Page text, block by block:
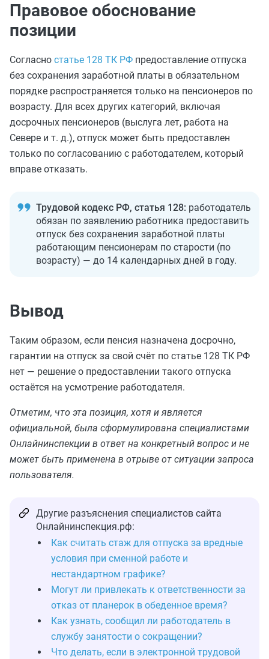
Правовое обоснование
позиции
Согласно статье 128 ТК РФ предоставление отпуска
без сохранения заработной платы в обязательном
порядке распространяется только на пенсионеров по
возрасту. Для всех других категорий, включая
досрочных пенсионеров (выслуга лет, работа на
Севере и т. д.), отпуск может быть предоставлен
только по согласованию с работодателем, который
вправе отказать.
Трудовой кодекс РФ, статья 128: работодатель
обязан по заявлению работника предоставить
отпуск без сохранения заработной платы
работающим пенсионерам по старости (по
возрасту) — до 14 календарных дней в году.
Вывод
Таким образом, если пенсия назначена досрочно,
гарантии на отпуск за свой счёт по статье 128 ТК РФ
нет — решение о предоставлении такого отпуска
остаётся на усмотрение работодателя.
Отметим, что эта позиция, хотя и является
официальной, была сформулирована специалистами
Онлайнинспекции в ответ на конкретный вопрос и не
может быть применена в отрыве от ситуации запроса
пользователя.
Другие разъяснения специалистов сайта
Онлайнинспекция.рф:
Как считать стаж для отпуска за вредные
условия при сменной работе и
нестандартном графике?
Могут ли привлекать к ответственности за
отказ от планерок в обеденное время?
Как узнать, сообщил ли работодатель в
службу занятости о сокращении?
Что делать, если в электронной трудовой